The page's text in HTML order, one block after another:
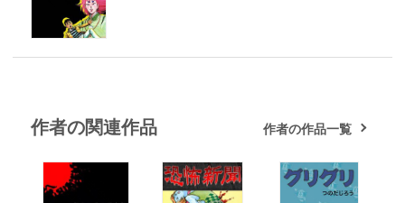
作者の関連作品 作者の作品一覧